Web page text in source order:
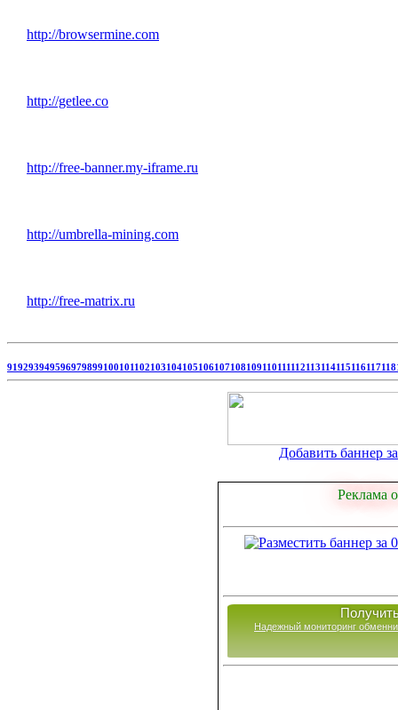
http://browsermine.com
http://getlee.co
http://free-banner.my-iframe.ru
http://umbrella-mining.com
http://free-matrix.ru
919293949596979899100101102103104105106107108109110111112113114115116117118
Добавить баннер
Реклама
Надежный мониторинг